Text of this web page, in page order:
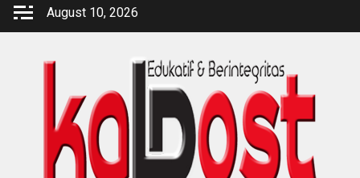
Skip
August 10, 2026